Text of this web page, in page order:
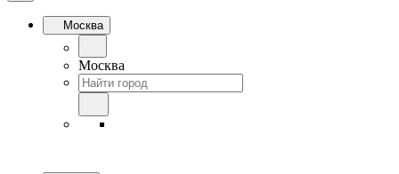
Москва
Москва